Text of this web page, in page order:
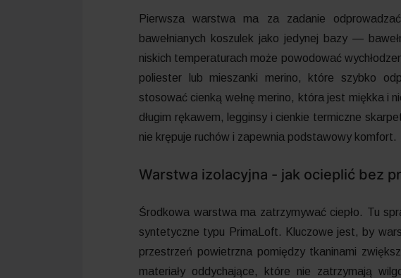
Pierwsza warstwa ma za zadanie
bawełnianych koszulek jako jedynej bazy —
niskich temperaturach może powodować
poliester lub mieszanki merino, które szybko
stosować cienką wełnę merino, która jest miękka i
długim rękawem, legginsy i cienkie termiczne
nie krępuje ruchów i zapewnia podstawowy komfort.
Warstwa izolacyjna - jak ocieplić bez
Środkowa warstwa ma zatrzymywać ciepło. Tu
syntetyczne typu PrimaLoft. Kluczowe jest, by
przestrzeń powietrzna pomiędzy tkaninami
materiały oddychające, które nie zatrzymają